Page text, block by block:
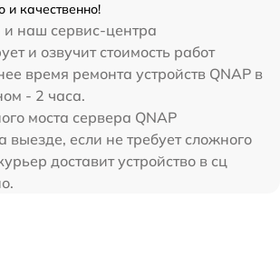
и качественно!
и наш сервис-центра
и озвучит стоимость работ
время ремонта устройств QNAP в
- 2 часа.
моста сервера QNAP
выезде, если не требует сложного
доставит устройство в сц